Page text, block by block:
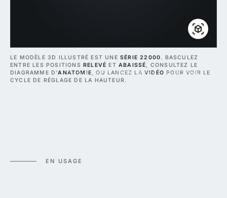
CLIQUEZ ET GLISSEZ · PINCEZ POUR ZOOMER
LE MODÈLE 3D ILLUSTRÉ EST UNESÉRIE 22000. BASCULEZ
ENTRE LES POSITIONS RELEVÉ ETABAISSÉ, CONSULTEZ LE
DIAGRAMME D'ANATOMIE, OU LANCEZ LAVIDÉO POUR VOIR LE
CYCLE DE RÉGLAGE DE LA HAUTEUR.
EN USAGE